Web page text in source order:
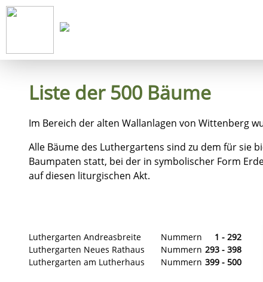
Liste der 500 Bäume
Im Bereich der alten Wallanlagen von Wittenberg
Alle Bäume des Luthergartens sind zu dem für sie
Baumpaten statt, bei der in symbolischer Form
auf diesen liturgischen Akt.
Luthergarten Andreasbreite Nummern
1 - 292
Luthergarten Neues Rathaus
Nummern 293 - 398
Luthergarten am Lutherhaus
Nummern 399 - 500